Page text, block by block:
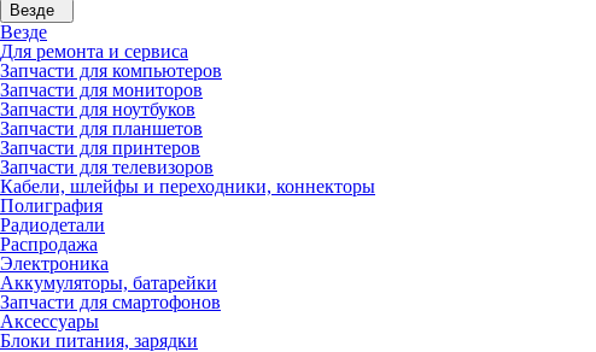
Везде
Везде
Для ремонта и сервиса
Запчасти для компьютеров
Запчасти для мониторов
Запчасти для ноутбуков
Запчасти для планшетов
Запчасти для принтеров
Запчасти для телевизоров
Кабели, шлейфы и переходники, коннекторы
Полиграфия
Радиодетали
Распродажа
Электроника
Аккумуляторы, батарейки
Запчасти для смартофонов
Аксессуары
Блоки питания, зарядки